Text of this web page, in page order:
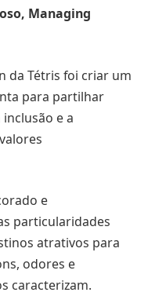
Managing
da Tétris foi criar um
para partilhar
e a
e
particularidades
atrativos para
odores e
caracterizam.